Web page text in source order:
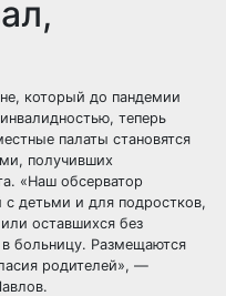
который до пандемии
теперь
палаты становятся
получивших
«Наш обсерватор
с детьми и для подростков,
оставшихся без
больницу. Размещаются
родителей», —